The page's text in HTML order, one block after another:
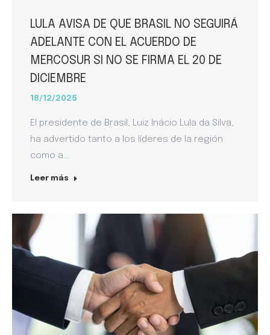
LULA AVISA DE QUE BRASIL NO SEGUIRÁ
ADELANTE CON EL ACUERDO DE
MERCOSUR SI NO SE FIRMA EL 20 DE
DICIEMBRE
18/12/2025
El presidente de Brasil, Luiz Inácio Lula da Silva,
ha advertido tanto a los líderes de la región
como a…
Leer más